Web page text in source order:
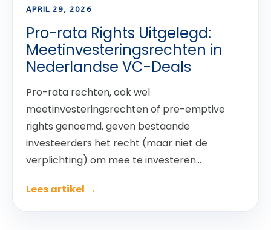
APRIL 29, 2026
Pro-rata Rights Uitgelegd:
Meetinvesteringsrechten in
Nederlandse VC-Deals
Pro-rata rechten, ook wel
meetinvesteringsrechten of pre-emptive
rights genoemd, geven bestaande
investeerders het recht (maar niet de
verplichting) om mee te investeren...
Lees artikel →